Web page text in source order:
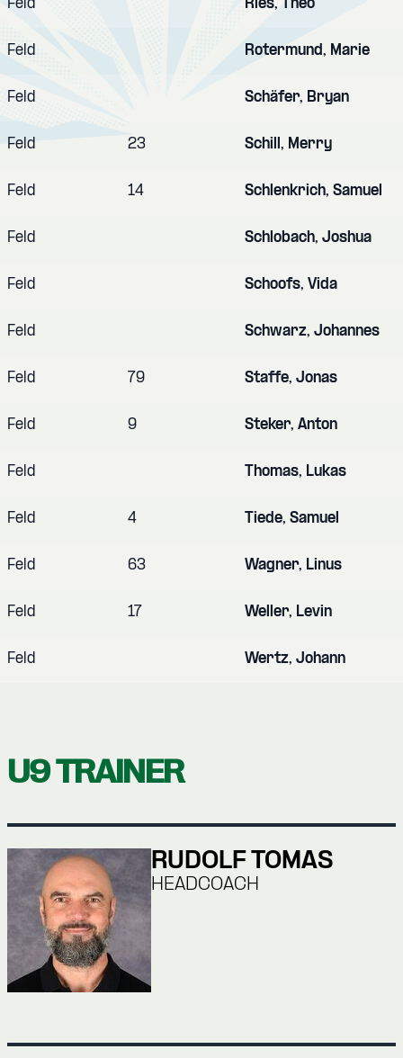
Feld Ries, Theo
Feld Rotermund, Marie
Feld Schäfer, Bryan
Feld 23 Schill, Merry
Feld 14 Schlenkrich, Samuel
Feld Schlobach, Joshua
Feld Schoofs, Vida
Feld Schwarz, Johannes
Feld 79 Staffe, Jonas
Feld 9 Steker, Anton
Feld Thomas, Lukas
Feld 4 Tiede, Samuel
Feld 63 Wagner, Linus
Feld 17 Weller, Levin
Feld Wertz, Johann
U9 TRAINER
RUDOLF TOMAS
HEADCOACH